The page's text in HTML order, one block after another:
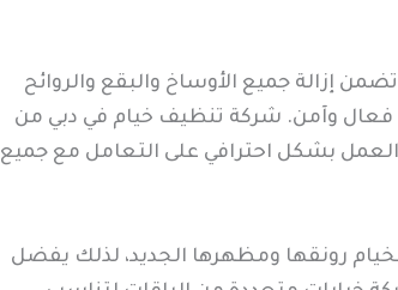
إزالة جميع الأوساخ والبقع والروائح
فعال وآمن. شركة تنظيف خيام في دبي من
العمل بشكل احترافي على التعامل مع جميع
رونقها ومظهرها الجديد، لذلك يفضل